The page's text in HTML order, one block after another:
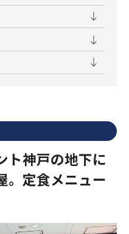
ト神戸の地下に
。定食メニュー